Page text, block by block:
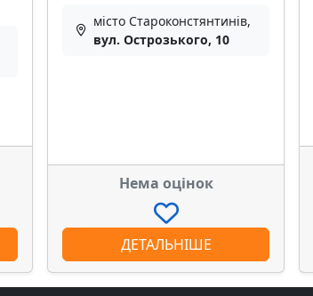
місто Староконстянтинів,
вул. Острозького, 10
Нема оцінок
ДЕТАЛЬНІШЕ